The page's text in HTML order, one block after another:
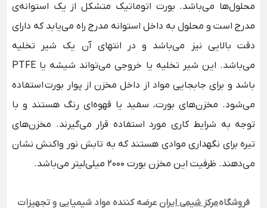
محلول‌ها می‌باشد. بورت اتوماتیک متشکل از یک استوانه‌ی
مدرج است و محلول به داخل استوانه مدرج راه می‌یابد که دارای
دقت بالایی نیز می‌باشد و در انتهای آن یک شیر تخلیه
می‌باشد. این شیر تخلیه یا خروجی می‌تواند شیشه یا PTFE
باشد و برای جابجایی مواد از داخل مخزن از پوار بورتاستفاده
می‌شود. مخزن‌های بورت، سفید یا قهوه‌ای رنگ هستند و با
توجه به شرایط کاری مورد استفاده قرار می‌گیرند. مخزن‌های
تیره برای نگهداری موادی هستند که به تابش نور واکنش نشان
می‌دهند. ظرفیت این مخزن بورت 2000 میلی‌لیتر می‌باشد.
فروشگاهمرکز شیمی ایران عرضه کننده مواد شیمیایی و تجهیزات